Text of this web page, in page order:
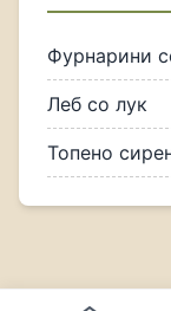
Фурнарини
Леб со лук
Топено